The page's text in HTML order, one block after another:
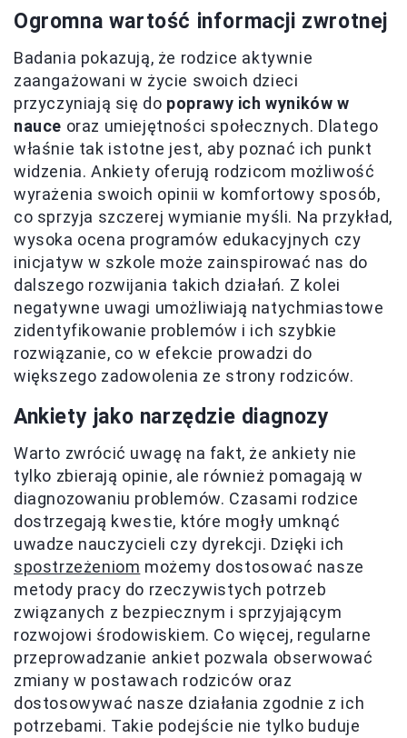
Ogromna wartość informacji zwrotnej
Badania pokazują, że rodzice aktywnie
zaangażowani w życie swoich dzieci
przyczyniają się do poprawy ich wyników w
nauce oraz umiejętności społecznych. Dlatego
właśnie tak istotne jest, aby poznać ich punkt
widzenia. Ankiety oferują rodzicom możliwość
wyrażenia swoich opinii w komfortowy sposób,
co sprzyja szczerej wymianie myśli. Na przykład,
wysoka ocena programów edukacyjnych czy
inicjatyw w szkole może zainspirować nas do
dalszego rozwijania takich działań. Z kolei
negatywne uwagi umożliwiają natychmiastowe
zidentyfikowanie problemów i ich szybkie
rozwiązanie, co w efekcie prowadzi do
większego zadowolenia ze strony rodziców.
Ankiety jako narzędzie diagnozy
Warto zwrócić uwagę na fakt, że ankiety nie
tylko zbierają opinie, ale również pomagają w
diagnozowaniu problemów. Czasami rodzice
dostrzegają kwestie, które mogły umknąć
uwadze nauczycieli czy dyrekcji. Dzięki ich
spostrzeżeniom możemy dostosować nasze
metody pracy do rzeczywistych potrzeb
związanych z bezpiecznym i sprzyjającym
rozwojowi środowiskiem. Co więcej, regularne
przeprowadzanie ankiet pozwala obserwować
zmiany w postawach rodziców oraz
dostosowywać nasze działania zgodnie z ich
potrzebami. Takie podejście nie tylko buduje